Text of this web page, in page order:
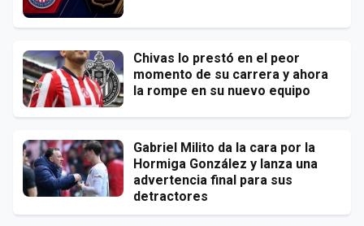
Chivas lo prestó en el peor
momento de su carrera y ahora
la rompe en su nuevo equipo
Gabriel Milito da la cara por la
Hormiga González y lanza una
advertencia final para sus
detractores